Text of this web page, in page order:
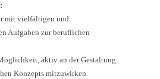
mit vielfältigen und
Aufgaben zur beruflichen
aktiv an der Gestaltung
Konzepts mitzuwirken